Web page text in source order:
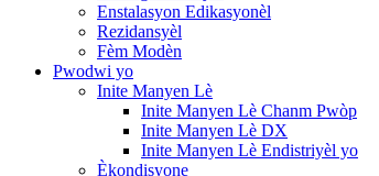
Enstalasyon Edikasyonèl
Rezidansyèl
Fèm Modèn
Pwodwi yo
Inite Manyen Lè
Inite Manyen Lè Chanm Pwòp
Inite Manyen Lè DX
Inite Manyen Lè Endistriyèl yo
Èkondisyone